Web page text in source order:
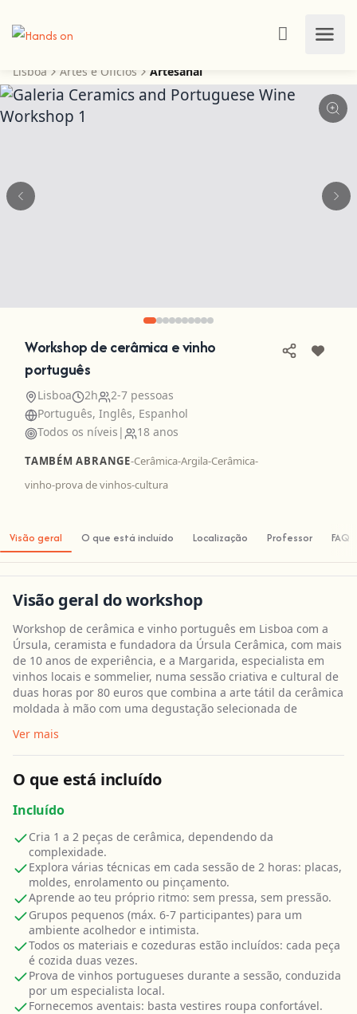
Lisboa Artes e Ofícios Artesanal
Workshop de cerâmica e vinho
português
Lisboa 2h
2-7 pessoas
Português, Inglês, Espanhol
Todos os níveis | 18 anos
TAMBÉM ABRANGE-Cerâmica-Argila-Cerâmica-
vinho-prova de vinhos-cultura
Visão geral O que está incluído Localização Professor FAQ
Visão geral do workshop
Workshop de cerâmica e vinho português em Lisboa com a
Úrsula, ceramista e fundadora da Úrsula Cerâmica, com mais
de 10 anos de experiência, e a Margarida, especialista em
vinhos locais e sommelier, numa sessão criativa e cultural de
duas horas por 80 euros que combina a arte tátil da cerâmica
moldada à mão com uma degustação selecionada de
Ver mais
O que está incluído
Incluído
Cria 1 a 2 peças de cerâmica, dependendo da
complexidade.
Explora várias técnicas em cada sessão de 2 horas: placas,
moldes, enrolamento ou pinçamento.
Aprende ao teu próprio ritmo: sem pressa, sem pressão.
Grupos pequenos (máx. 6-7 participantes) para um
ambiente acolhedor e intimista.
Todos os materiais e cozeduras estão incluídos: cada peça
é cozida duas vezes.
Prova de vinhos portugueses durante a sessão, conduzida
por um especialista local.
Fornecemos aventais: basta vestires roupa confortável.